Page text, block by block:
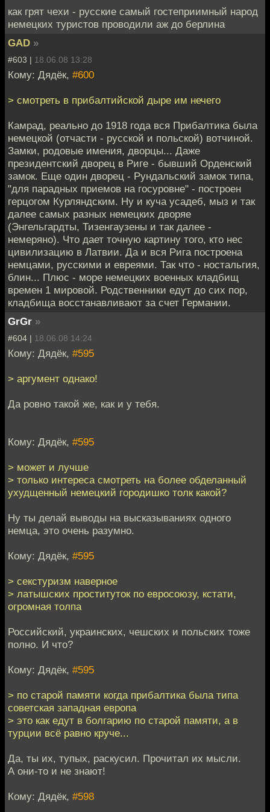
как грят чехи - русские самый гостеприимный народ
немецких туристов проводили аж до берлина
GAD »
#603 | 18.06.08 13:28
Кому: Дядёк, #600
> смотреть в прибалтийской дыре им нечего
Камрад, реально до 1918 года вся Прибалтика была
немецкой (отчасти - русской и польской) вотчиной.
Замки, родовые имения, дворцы... Даже
президентский дворец в Риге - бывший Орденский
замок. Еще один дворец - Рундальский замок типа,
"для парадных приемов на госуровне" - построен
герцогом Курляндским. Ну и куча усадеб, мыз и так
далее самых разных немецких дворяе
(Энгельгардты, Тизенгаузены и так далее -
немеряно). Что дает точную картину того, кто нес
цивилизацию в Латвии. Да и вся Рига построена
немцами, русскими и евреями. Так что - ностальгия,
блин... Плюс - море немецких военных кладбищ
времен 1 мировой. Родственники едут до сих пор,
кладбища восстанавливают за счет Германии.
GrGr »
#604 | 18.06.08 14:24
Кому: Дядёк, #595
> аргумент однако!
Да ровно такой же, как и у тебя.
Кому: Дядёк, #595
> может и лучше
> только интереса смотреть на более обделанный
ухудщенный немецкий городишко толк какой?
Ну ты делай выводы на высказываниях одного
немца, это очень разумно.
Кому: Дядёк, #595
> секстуризм наверное
> латышских проституток по евросоюзу, кстати,
огромная толпа
Российский, украинских, чешских и польских тоже
полно. И что?
Кому: Дядёк, #595
> по старой памяти когда прибалтика была типа
советская западная европа
> это как едут в болгарию по старой памяти, а в
турции всё равно круче...
Да, ты их, тупых, раскусил. Прочитал их мысли.
А они-то и не знают!
Кому: Дядёк, #598